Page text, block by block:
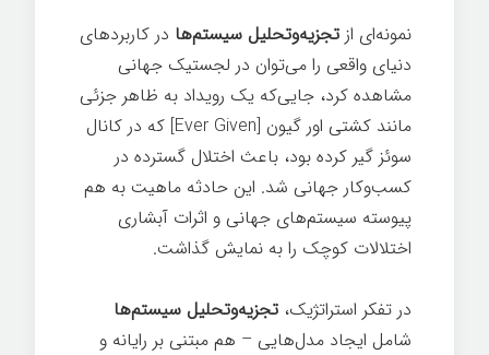
نمونه‌ای از تجزیه‌وتحلیل سیستم‌ها در کاربردهای
دنیای واقعی را می‌توان در لجستیک جهانی
مشاهده کرد، جایی‌که یک رویداد به ظاهر جزئی
مانند کشتی اور گیون [Ever Given] که در کانال
سوئز گیر کرده بود، باعث اختلال گسترده در
کسب‌وکار جهانی شد. این حادثه ماهیت به هم
پیوسته سیستم‌های جهانی و اثرات آبشاری
اختلالات کوچک را به نمایش گذاشت.
در تفکر استراتژیک، تجزیه‌وتحلیل سیستم‌ها
شامل ایجاد مدل‌هایی – هم مبتنی بر رایانه و